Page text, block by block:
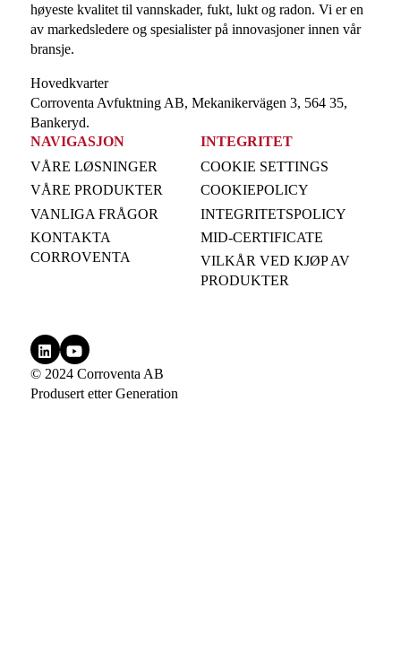
høyeste kvalitet til vannskader, fukt, lukt og radon. Vi er en
av markedsledere og spesialister på innovasjoner innen vår
bransje.
Hovedkvarter
Corroventa Avfuktning AB, Mekanikervägen 3, 564 35,
Bankeryd.
NAVIGASJON
VÅRE LØSNINGER
VÅRE PRODUKTER
VANLIGA FRÅGOR
KONTAKTA
CORROVENTA
INTEGRITET
COOKIE SETTINGS
COOKIEPOLICY
INTEGRITETSPOLICY
MID-CERTIFICATE
VILKÅR VED KJØP AV
PRODUKTER
© 2024 Corroventa AB
Produsert etterGeneration